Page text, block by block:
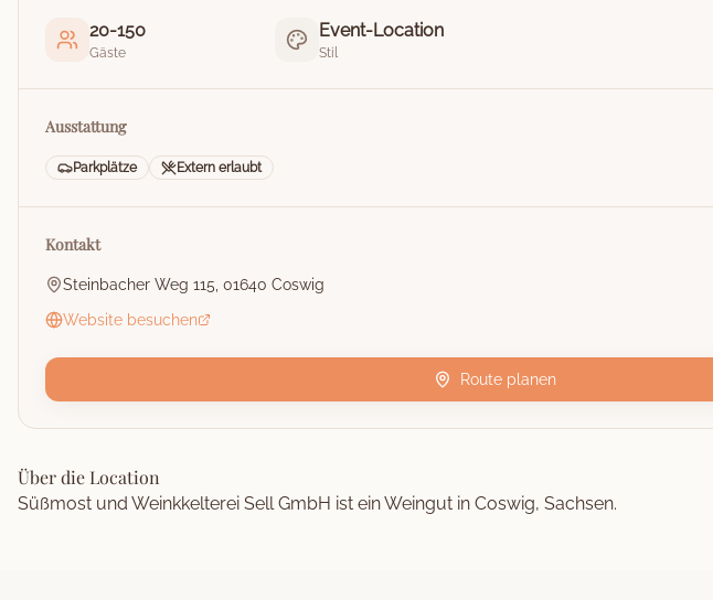
20-150
Gäste
Event-Location
Stil
Ausstattung
Parkplätze Extern erlaubt
Kontakt
Steinbacher Weg 115, 01640 Coswig
Website besuchen
Route planen
Über die Location
Süßmost und Weinkkelterei Sell GmbH ist ein Weingut in Coswig, Sachsen.